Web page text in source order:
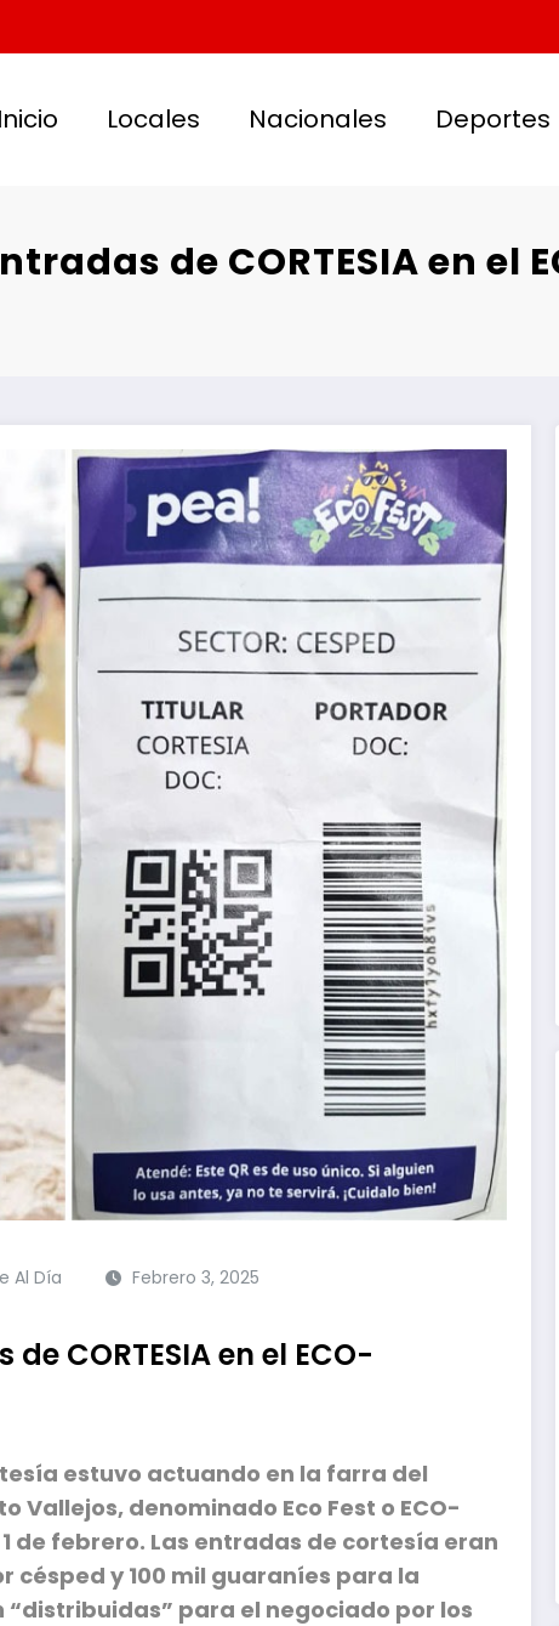
Inicio Locales Nacionales Deportes
de CORTESIA en el
Al Día Febrero 3, 2025
CORTESIA en el ECO-
estuvo actuando en la farra del
Vallejos, denominado Eco Fest o ECO-
1 de febrero. Las entradas de cortesía eran
césped y 100 mil guaraníes para la
para el negociado por los